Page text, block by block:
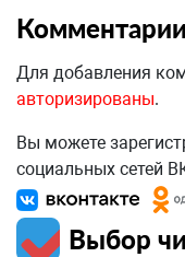
Комментарии
Для добавления
авторизированы.
Вы можете
социальных сетей
Выбор